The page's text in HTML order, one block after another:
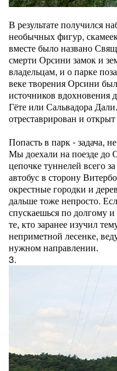
В результате получился
необычных фигур,
вместе было названо
смерти Орсини замок и
владельцам, и о парке
веке творения Орсини
источников вдохновения
Гёте или Сальвадора
отреставрирован и
Попасть в парк - задача,
Мы доехали на поезде до
цепочке туннелей всего
автобус в сторону
окрестные городки и
дальше тоже непросто.
спускаешься по долгому
те, кто заранее изучил
неприметной лесенке,
нужном направлении.
3.